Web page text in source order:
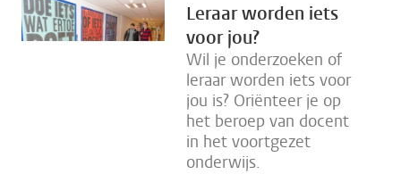
Leraar worden iets
voor jou?
Wil je onderzoeken of
leraar worden iets voor
jou is? Oriënteer je op
het beroep van docent
in het voortgezet
onderwijs.